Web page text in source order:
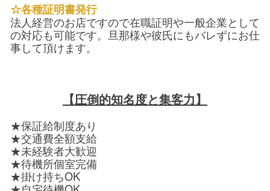
☆各種証明書発行
法人経営のお店ですので在職証明や一般企業として
の対応も可能です。旦那様や彼氏にもバレずにお仕
事して頂けます。
【圧倒的知名度と集客力】
★保証給制度あり
★交通費全額支給
★未経験者大歓迎
★待機所個室完備
★掛け持ちOK